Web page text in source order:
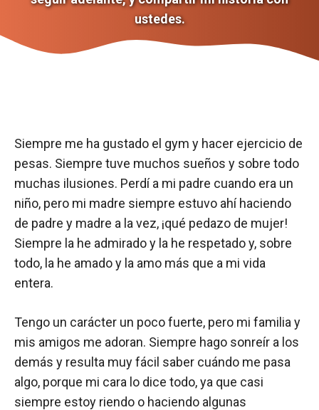
ustedes.
Siempre me ha gustado el gym y hacer ejercicio de
pesas. Siempre tuve muchos sueños y sobre todo
muchas ilusiones. Perdí a mi padre cuando era un
niño, pero mi madre siempre estuvo ahí haciendo
de padre y madre a la vez, ¡qué pedazo de mujer!
Siempre la he admirado y la he respetado y, sobre
todo, la he amado y la amo más que a mi vida
entera.
Tengo un carácter un poco fuerte, pero mi familia y
mis amigos me adoran. Siempre hago sonreír a los
demás y resulta muy fácil saber cuándo me pasa
algo, porque mi cara lo dice todo, ya que casi
siempre estoy riendo o haciendo algunas